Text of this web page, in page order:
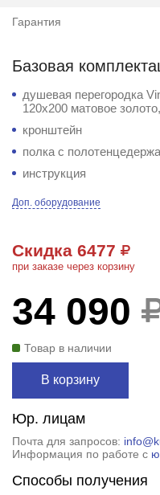
Гарантия
Базовая
душевая перегородка
120x200 матовое
кронштейн
полка с
инструкция
Доп. оборудование
Скидка 6477
при заказе через корзину
34 090
Товар в наличии
В корзину
Юр. лицам
Почта для запросов:
Информация по работе с
Способы получения